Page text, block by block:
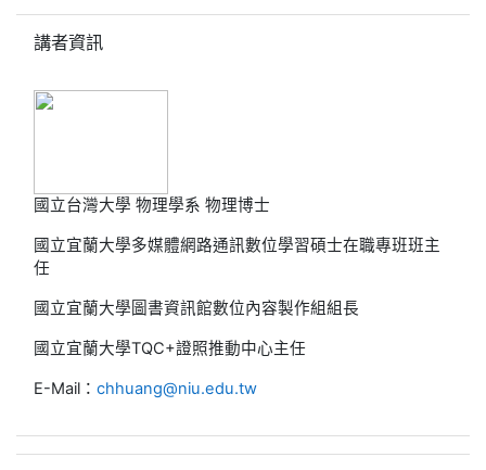
講者資訊
國立台灣大學 物理學系 物理博士
國立宜蘭大學多媒體網路通訊數位學習碩士在職專班班主
任
國立宜蘭大學圖書資訊館數位內容製作組組長
國立宜蘭大學TQC+證照推動中心主任
E-Mail： chhuang@niu.edu.tw